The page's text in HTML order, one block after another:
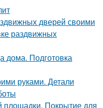
дверей своими
раздвижных
дома. Подготовка
руками. Детали
площадки. Покрытие для